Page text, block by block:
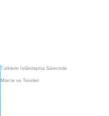
Türklerin İslâmlaşma Sürecinde
Mürcie ve Tesirleri